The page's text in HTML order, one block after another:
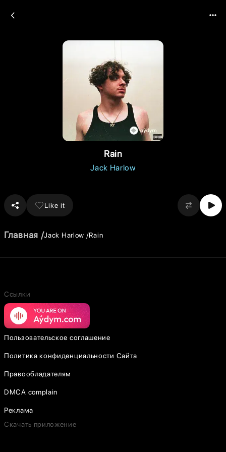
Rain
Jack Harlow
Like it
Главная Jack Harlow Rain
Ссылки
Пользовательское соглашение
Политика конфиденциальности Сайта
Правообладателям
DMCA complain
Реклама
Скачать приложение